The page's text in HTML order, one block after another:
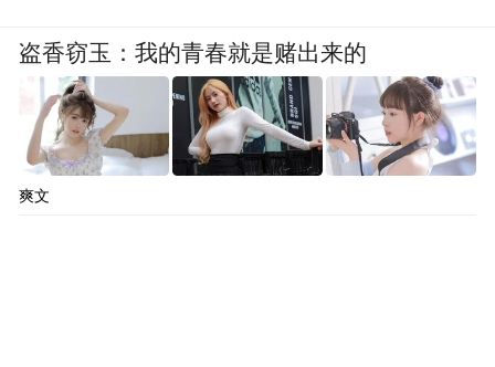
盗香窃玉：我的青春就是赌出来的
爽文